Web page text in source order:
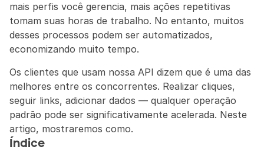
mais perfis você gerencia, mais ações repetitivas
tomam suas horas de trabalho. No entanto, muitos
desses processos podem ser automatizados,
economizando muito tempo.
Os clientes que usam nossa API dizem que é uma das
melhores entre os concorrentes. Realizar cliques,
seguir links, adicionar dados — qualquer operação
padrão pode ser significativamente acelerada. Neste
artigo, mostraremos como.
Índice